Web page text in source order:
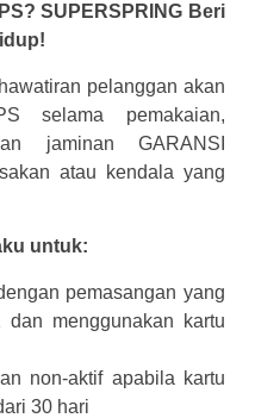
SUPERSPRING Beri
pelanggan akan
selama pemakaian,
jaminan GARANSI
atau kendala yang
untuk:
pemasangan yang
menggunakan kartu
non-aktif apabila kartu
30 hari